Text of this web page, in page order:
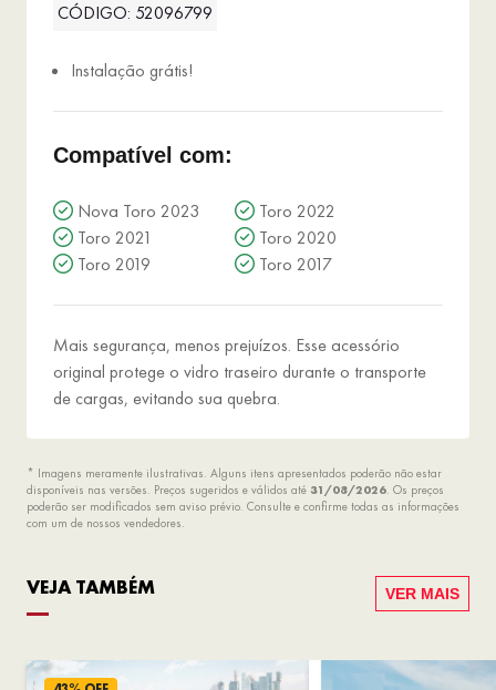
CÓDIGO: 52096799
Instalação grátis!
Compatível com:
Nova Toro 2023
Toro 2022
Toro 2021
Toro 2020
Toro 2019
Toro 2017
Mais segurança, menos prejuízos. Esse acessório
original protege o vidro traseiro durante o transporte
de cargas, evitando sua quebra.
* Imagens meramente ilustrativas. Alguns itens apresentados poderão não estar
disponíveis nas versões. Preços sugeridos e válidos até 31/08/2026. Os preços
poderão ser modificados sem aviso prévio. Consulte e confirme todas as informações
com um de nossos vendedores.
VEJA TAMBÉM VER MAIS